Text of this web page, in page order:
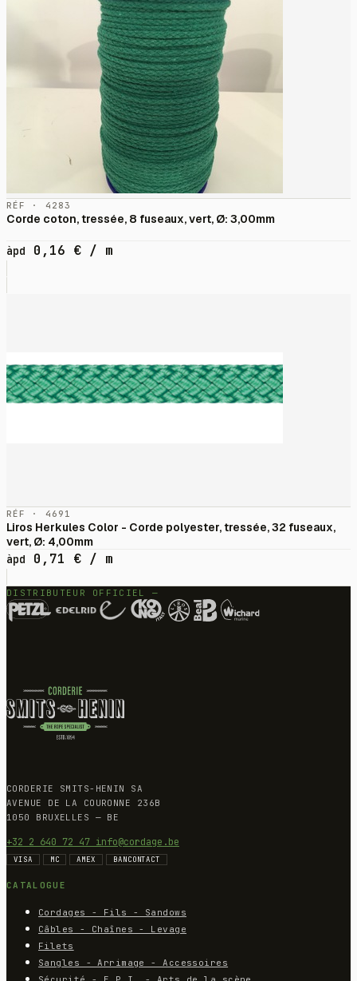
RÉF · 4283
Corde coton, tressée, 8 fuseaux, vert, Ø: 3,00mm
àpd 0,16 € / m
RÉF · 4691
Liros Herkules Color - Corde polyester, tressée, 32 fuseaux,
vert, Ø: 4,00mm
àpd
0,71 € / m
DISTRIBUTEUR OFFICIEL —
CORDERIE SMITS-HENIN SA
AVENUE DE LA COURONNE 236B
1050 BRUXELLES — BE
+32 2 640 72 47 info@cordage.be
VISA MC AMEX BANCONTACT
CATALOGUE
Cordages - Fils - Sandows
Câbles - Chaînes - Levage
Filets
Sangles - Arrimage - Accessoires